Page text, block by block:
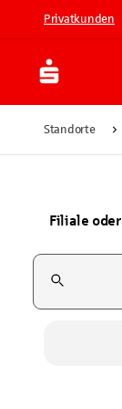
Privatkunden
Standorte
Filiale
Suchfeld